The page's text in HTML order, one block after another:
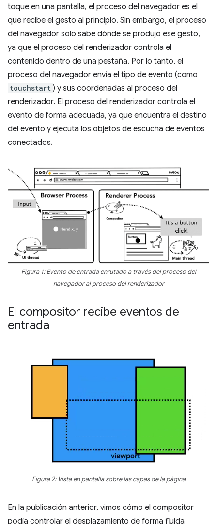
toque en una pantalla, el proceso del navegador es el
que recibe el gesto al principio. Sin embargo, el proceso
del navegador solo sabe dónde se produjo ese gesto,
ya que el proceso del renderizador controla el
contenido dentro de una pestaña. Por lo tanto, el
proceso del navegador envía el tipo de evento (como
touchstart ) y sus coordenadas al proceso del
renderizador. El proceso del renderizador controla el
evento de forma adecuada, ya que encuentra el destino
del evento y ejecuta los objetos de escucha de eventos
conectados.
Figura 1: Evento de entrada enrutado a través del proceso del
navegador al proceso del renderizador
El compositor recibe eventos de
entrada
Figura 2: Vista en pantalla sobre las capas de la página
En la publicación anterior, vimos cómo el compositor
podía controlar el desplazamiento de forma fluida